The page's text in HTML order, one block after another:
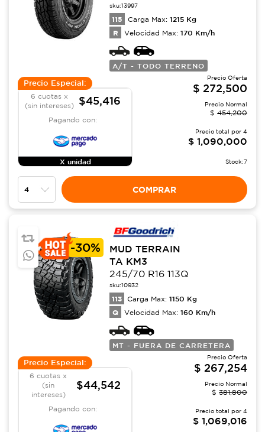
sku:13997
115 Carga Max: 1215 Kg
R Velocidad Max: 170 Km/h
A/T - TODO TERRENO
Precio Especial:
6 cuotas x
(sin intereses)
$45,416
Pagando con:
X unidad
Precio Oferta
$ 272,500
Precio Normal
$ 454,200
Precio total por 4
$ 1,090,000
Stock:7
COMPRAR
-30%
MUD TERRAIN
TA KM3
245/70 R16 113Q
sku:10932
113 Carga Max: 1150 Kg
Q Velocidad Max: 160 Km/h
MT - FUERA DE CARRETERA
Precio Especial:
6 cuotas x
(sin
intereses)
$44,542
Pagando con:
Precio Oferta
$ 267,254
Precio Normal
$ 381,800
Precio total por 4
$ 1,069,016